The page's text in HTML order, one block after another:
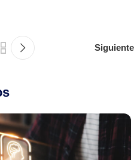
Siguiente